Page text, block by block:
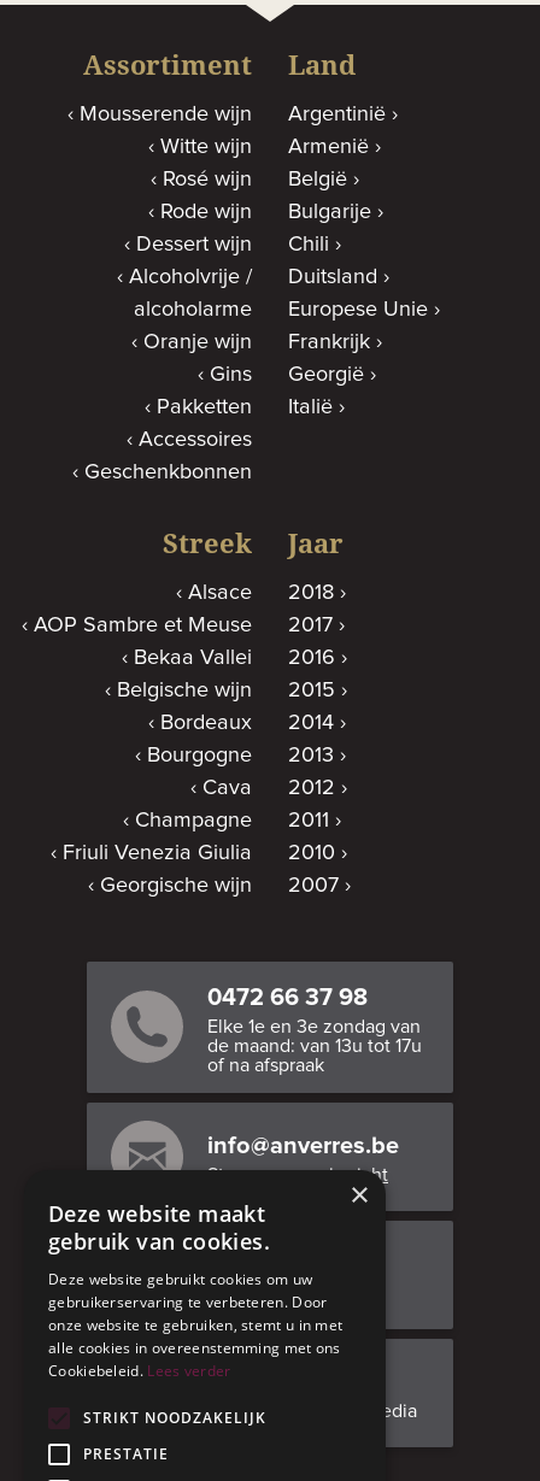
Assortiment
Mousserende wijn
Witte wijn
Rosé wijn
Rode wijn
Dessert wijn
Alcoholvrije /
alcoholarme
Oranje wijn
Gins
Pakketten
Accessoires
Geschenkbonnen
Land
Argentinië
Armenië
België
Bulgarije
Chili
Duitsland
Europese Unie
Frankrijk
Georgië
Italië
Streek
Alsace
AOP Sambre et Meuse
Bekaa Vallei
Belgische wijn
Bordeaux
Bourgogne
Cava
Champagne
Friuli Venezia Giulia
Georgische wijn
Jaar
2018
2017
2016
2015
2014
2013
2012
2011
2010
2007
0472 66 37 98
Elke 1e en 3e zondag van
de maand: van 13u tot 17u
of na afspraak
info@anverres.be
Stuur ons een bericht
Adresgegevens
Facebook
Volg ons op social media
×
Deze website maakt
gebruik van cookies.
Deze website gebruikt cookies om uw
gebruikerservaring te verbeteren. Door
onze website te gebruiken, stemt u in met
alle cookies in overeenstemming met ons
Cookiebeleid. Lees verder
STRIKT NOODZAKELIJK
PRESTATIE